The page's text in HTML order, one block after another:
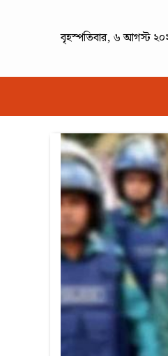
বৃহস্পতিবার, ৬ আগস্ট